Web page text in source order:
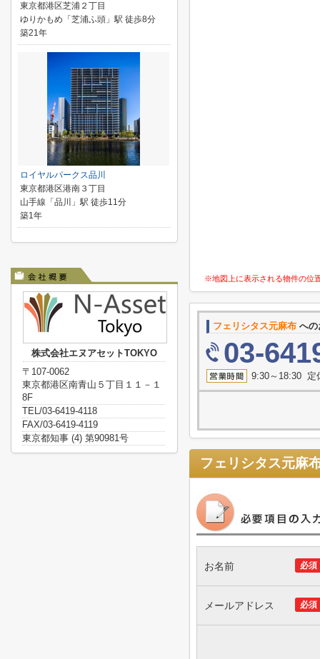
※地図上に表示される物件の位
フェリシタス元麻布 へ
03-
9:30～18:30 定
フェリシタス元麻
必須
お名前
必須
メールアドレス
東京都港区芝浦２丁目
ゆりかもめ「芝浦ふ頭」駅 徒歩8分
築21年
ロイヤルパークス品川
東京都港区港南３丁目
山手線「品川」駅 徒歩11分
築1年
株式会社エヌアセットTOKYO
〒107-0062
東京都港区南青山５丁目１１－１
8F
TEL/03-6419-4118
FAX/03-6419-4119
東京都知事 (4) 第90981号